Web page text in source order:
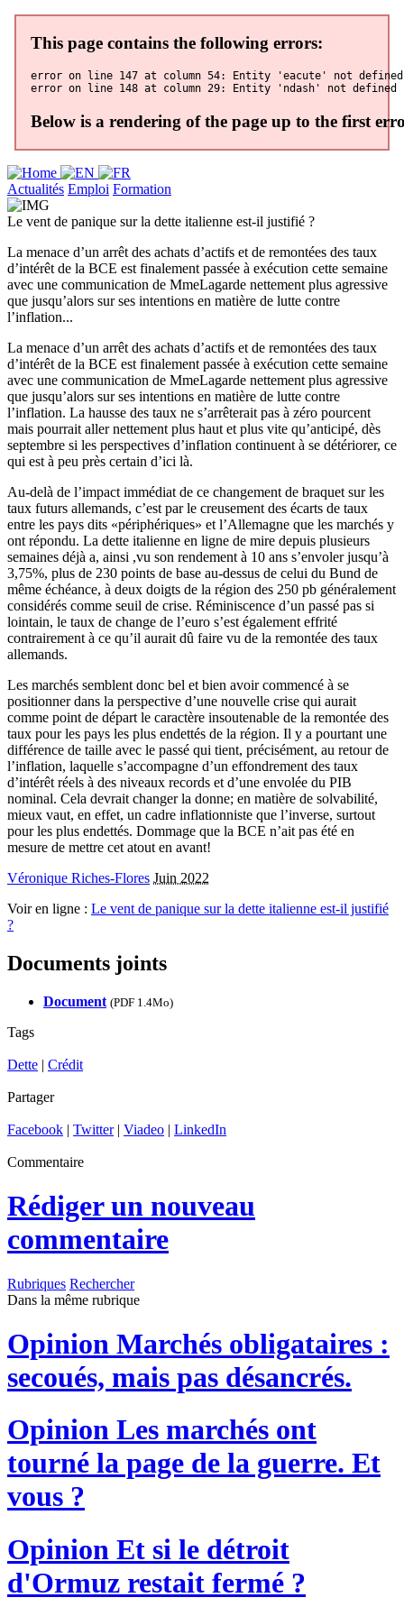
Actualités Emploi Formation
Le vent de panique sur la dette italienne est-il justifié ?
La menace d’un arrêt des achats d’actifs et de remontées des taux
d’intérêt de la BCE est finalement passée à exécution cette semaine
avec une communication de MmeLagarde nettement plus agressive
que jusqu’alors sur ses intentions en matière de lutte contre
l’inflation...
La menace d’un arrêt des achats d’actifs et de remontées des taux
d’intérêt de la BCE est finalement passée à exécution cette semaine
avec une communication de MmeLagarde nettement plus agressive
que jusqu’alors sur ses intentions en matière de lutte contre
l’inflation. La hausse des taux ne s’arrêterait pas à zéro pourcent
mais pourrait aller nettement plus haut et plus vite qu’anticipé, dès
septembre si les perspectives d’inflation continuent à se détériorer, ce
qui est à peu près certain d’ici là.
Au-delà de l’impact immédiat de ce changement de braquet sur les
taux futurs allemands, c’est par le creusement des écarts de taux
entre les pays dits «périphériques» et l’Allemagne que les marchés y
ont répondu. La dette italienne en ligne de mire depuis plusieurs
semaines déjà a, ainsi ,vu son rendement à 10 ans s’envoler jusqu’à
3,75%, plus de 230 points de base au-dessus de celui du Bund de
même échéance, à deux doigts de la région des 250 pb généralement
considérés comme seuil de crise. Réminiscence d’un passé pas si
lointain, le taux de change de l’euro s’est également effrité
contrairement à ce qu’il aurait dû faire vu de la remontée des taux
allemands.
Les marchés semblent donc bel et bien avoir commencé à se
positionner dans la perspective d’une nouvelle crise qui aurait
comme point de départ le caractère insoutenable de la remontée des
taux pour les pays les plus endettés de la région. Il y a pourtant une
différence de taille avec le passé qui tient, précisément, au retour de
l’inflation, laquelle s’accompagne d’un effondrement des taux
d’intérêt réels à des niveaux records et d’une envolée du PIB
nominal. Cela devrait changer la donne; en matière de solvabilité,
mieux vaut, en effet, un cadre inflationniste que l’inverse, surtout
pour les plus endettés. Dommage que la BCE n’ait pas été en
mesure de mettre cet atout en avant!
Véronique Riches-Flores Juin 2022
Voir en ligne : Le vent de panique sur la dette italienne est-il justifié
?
Documents joints
Document (PDF 1.4Mo)
Tags
Dette | Crédit
Partager
Facebook | Twitter| Viadeo | LinkedIn
Commentaire
Rédiger un nouveau
commentaire
Rubriques Rechercher
Dans la même rubrique
Opinion Marchés obligataires :
secoués, mais pas désancrés.
Opinion Les marchés ont
tourné la page de la guerre. Et
vous ?
Opinion Et si le détroit
d'Ormuz restait fermé ?